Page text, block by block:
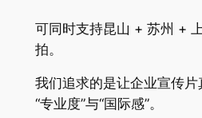
可同时支持昆山 + 苏州 +
拍。
我们追求的是让企业宣传片
“专业度”与“国际感”。